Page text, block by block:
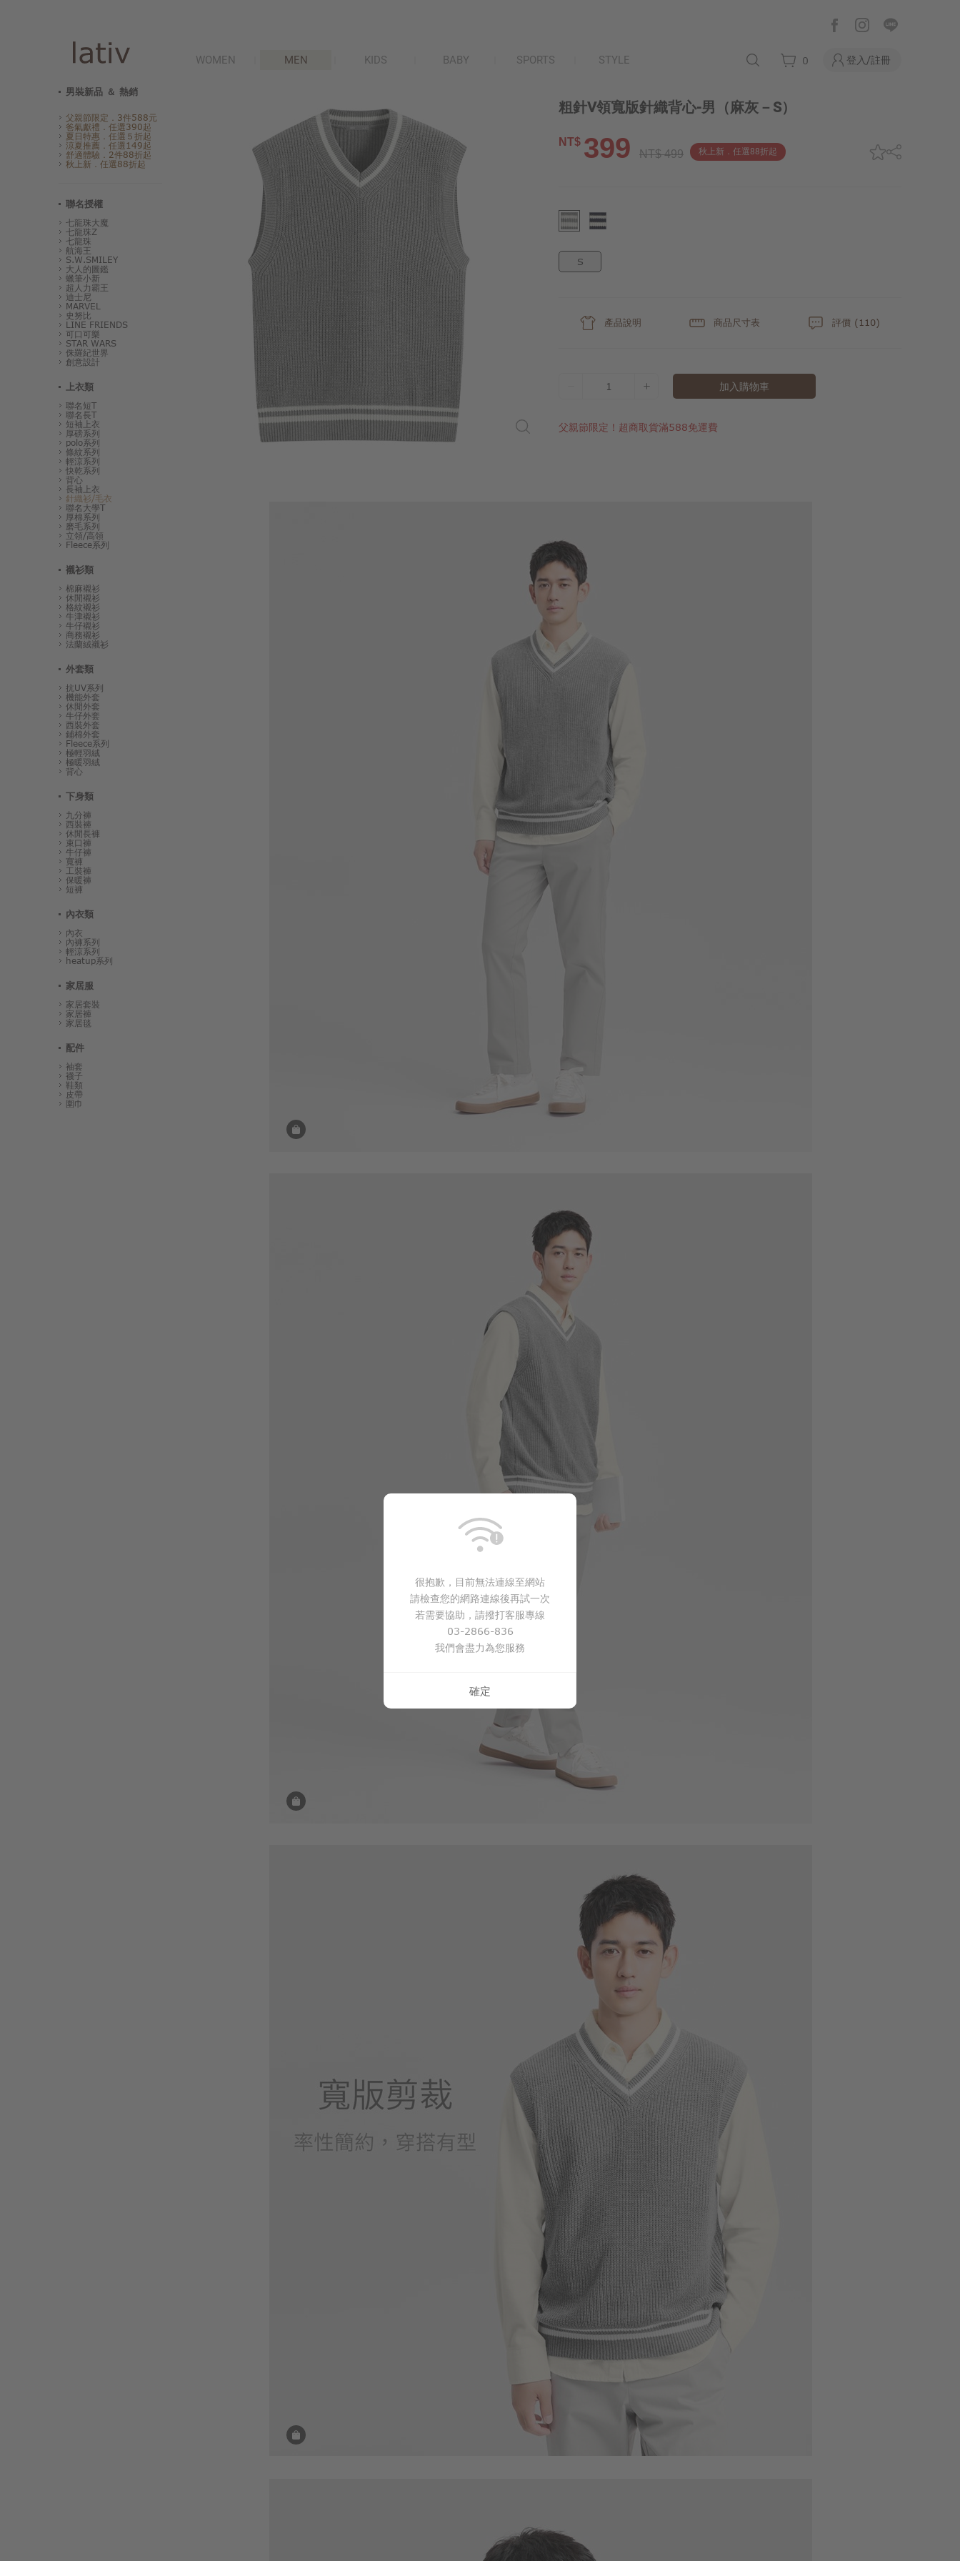
WOMEN MEN KIDS BABY SPORTS STYLE 0 登入/註冊
男裝新品 ＆ 熱銷
父親節限定．3件588元
爸氣獻禮．任選390起
夏日特惠．任選５折起
涼夏推薦．任選149起
舒適體驗．2件88折起
秋上新．任選88折起
聯名授權
七龍珠大魔
七龍珠Z
七龍珠
航海王
S.W.SMILEY
大人的圖鑑
蠟筆小新
超人力霸王
迪士尼
MARVEL
史努比
LINE FRIENDS
可口可樂
STAR WARS
侏羅紀世界
創意設計
上衣類
聯名短T
聯名長T
短袖上衣
厚磅系列
polo系列
條紋系列
輕涼系列
快乾系列
背心
長袖上衣
針織衫/毛衣
聯名大學T
厚棉系列
磨毛系列
立領/高領
Fleece系列
襯衫類
棉麻襯衫
休閒襯衫
格紋襯衫
牛津襯衫
牛仔襯衫
商務襯衫
法蘭絨襯衫
外套類
抗UV系列
機能外套
休閒外套
牛仔外套
西裝外套
鋪棉外套
Fleece系列
極輕羽絨
極暖羽絨
背心
下身類
九分褲
西裝褲
休閒長褲
束口褲
牛仔褲
寬褲
工裝褲
保暖褲
短褲
內衣類
內衣
內褲系列
輕涼系列
heatup系列
家居服
家居套裝
家居褲
家居毯
配件
袖套
襪子
鞋類
皮帶
圍巾
粗針V領寬版針織背心-男 （麻灰－S）
NT$ 399 NT$ 499 秋上新．任選88折起
S
產品說明 商品尺寸表 評價 (110)
1 加入購物車
父親節限定！超商取貨滿588免運費
$ 399
399
$ 117 $ 129
$
$490 $ 690
117 $ 129
$399 $ 499
490
$399 $ 499
很抱歉，目前無法連線至網站
請檢查您的網路連線後再試一次
若需要協助，請撥打客服專線
03-2866-836
我們會盡力為您服務
確定